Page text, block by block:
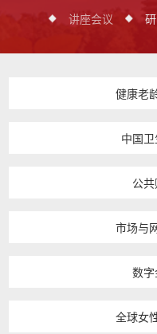
讲座会议
健康老
中国
公
市场与
数
全球女